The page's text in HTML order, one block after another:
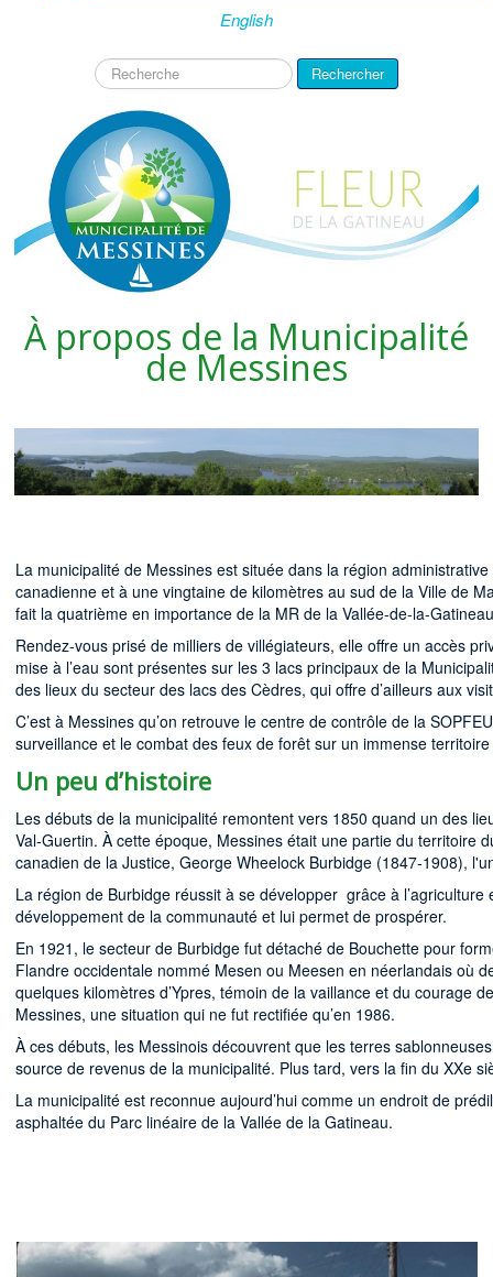
English
Rechercher Rechercher
À propos de la Municipalité
de Messines
La municipalité de Messines est située dans la région
canadienne et à une vingtaine de kilomètres au sud de la Ville de
fait la quatrième en importance de la MR de la Vallée-de-la-
Rendez-vous prisé de milliers de villégiateurs, elle offre un accès
mise à l’eau sont présentes sur les 3 lacs principaux de la
des lieux du secteur des lacs des Cèdres, qui offre d’ailleurs aux
C’est à Messines qu’on retrouve le centre de contrôle de la
surveillance et le combat des feux de forêt sur un immense
Un peu d’histoire
Les débuts de la municipalité remontent vers 1850 quand un des
Val-Guertin. À cette époque, Messines était une partie du territoire
canadien de la Justice, George Wheelock Burbidge (1847-1908),
La région de Burbidge réussit à se développer grâce à
développement de la communauté et lui permet de prospérer.
En 1921, le secteur de Burbidge fut détaché de Bouchette pour
Flandre occidentale nommé Mesen ou Meesen en néerlandais où
quelques kilomètres d’Ypres, témoin de la vaillance et du courage
Messines, une situation qui ne fut rectifiée qu’en 1986.
À ces débuts, les Messinois découvrent que les terres
source de revenus de la municipalité. Plus tard, vers la fin du XXe
La municipalité est reconnue aujourd’hui comme un endroit de
asphaltée du Parc linéaire de la Vallée de la Gatineau.